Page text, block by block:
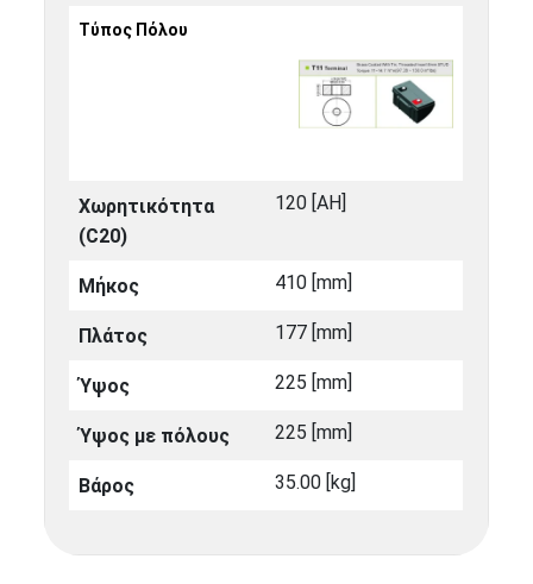
Τύπος Πόλου
Χωρητικότητα
(C20)
120 [ΑΗ]
Μήκος 410 [mm]
Πλάτος 177 [mm]
Ύψος 225 [mm]
Ύψος με πόλους 225 [mm]
Βάρος 35.00 [kg]